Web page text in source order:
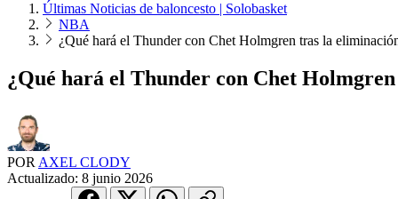
Últimas Noticias de baloncesto | Solobasket
NBA
¿Qué hará el Thunder con Chet Holmgren tras la
¿Qué hará el Thunder con Chet
POR AXEL CLODY
Actualizado: 8 junio 2026